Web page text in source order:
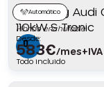
Automático
Híbrido enchufable
Desde:
583€/mes+IVA
Todo incluido